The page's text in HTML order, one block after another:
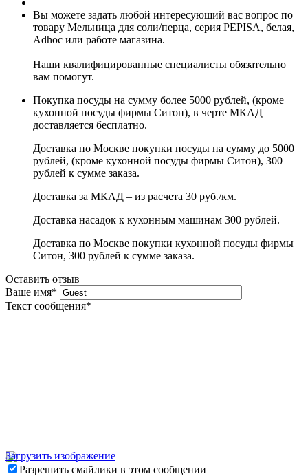
Вы можете задать любой интересующий вас вопрос по
товару Мельница для соли/перца, серия PEPISA, белая,
Adhoc или работе магазина.
Наши квалифицированные специалисты обязательно
вам помогут.
Покупка посуды на сумму более 5000 рублей, (кроме
кухонной посуды фирмы Ситон), в черте МКАД
доставляется бесплатно.
Доставка по Москве покупки посуды на сумму до 5000
рублей, (кроме кухонной посуды фирмы Ситон), 300
рублей к сумме заказа.
Доставка за МКАД – из расчета 30 руб./км.
Доставка насадок к кухонным машинам 300 рублей.
Доставка по Москве покупки кухонной посуды фирмы
Ситон, 300 рублей к сумме заказа.
Оставить отзыв
Ваше имя*
Текст сообщения*
Загрузить изображение
Разрешить смайлики в этом сообщении